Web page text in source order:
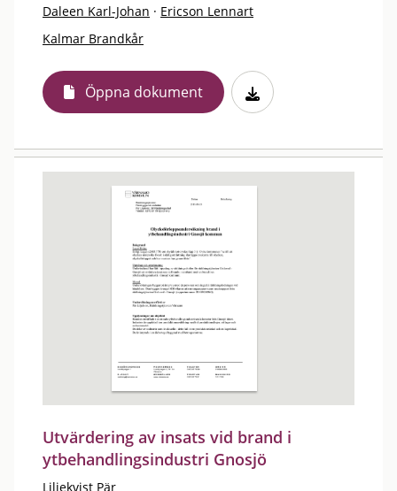
Daleen Karl-Johan · Ericson Lennart
Kalmar Brandkår
Öppna dokument
Utvärdering av insats vid brand i
ytbehandlingsindustri Gnosjö
Liljekvist Pär